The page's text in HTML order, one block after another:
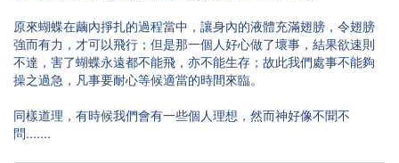
原來蝴蝶在繭內掙扎的過程當中，讓身內的液體充滿翅膀，令翅膀
強而有力，才可以飛行；但是那一個人好心做了壞事，結果欲速則
不達，害了蝴蝶永遠都不能飛，亦不能生存；故此我們處事不能夠
操之過急，凡事要耐心等候適當的時間來臨。
同樣道理，有時候我們會有一些個人理想，然而神好像不聞不
問.......